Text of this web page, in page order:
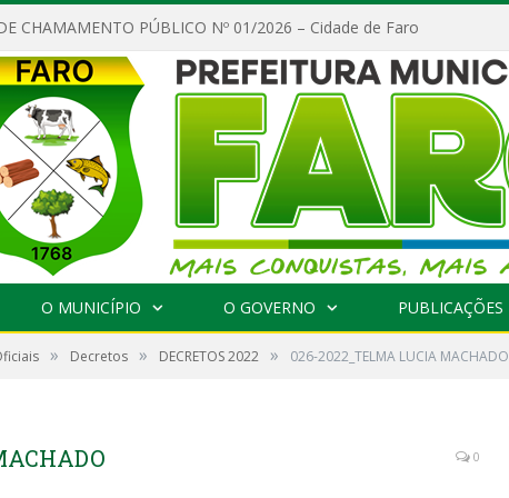
CHAMAMENTO PÚBLICO Nº 01/2026 – Cidade de Faro
O MUNICÍPIO O GOVERNO PUBLICAÇÕES
» Decretos » DECRETOS 2022 » 026-2022_TELMA LUCIA MACHADO
0